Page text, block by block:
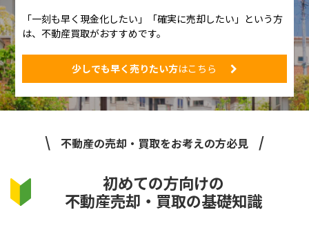
「一刻も早く現金化したい」「確実に売却したい」という方
は、不動産買取がおすすめです。
少しでも早く売りたい方はこちら
不動産の売却・買取をお考えの方必見
初めての方向けの
不動産売却・買取の基礎知識